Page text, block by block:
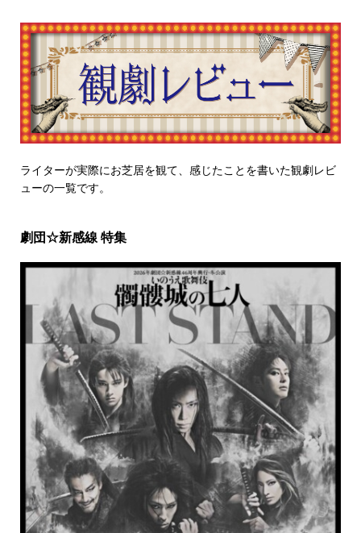
ライターが実際にお芝居を観て、感じたことを書いた観劇レビ
ューの一覧です。
劇団☆新感線 特集